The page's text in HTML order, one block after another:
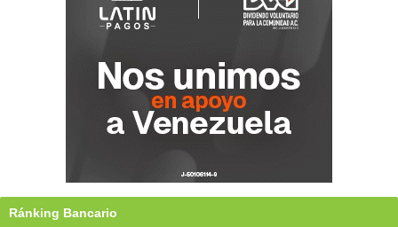
Ránking Bancario